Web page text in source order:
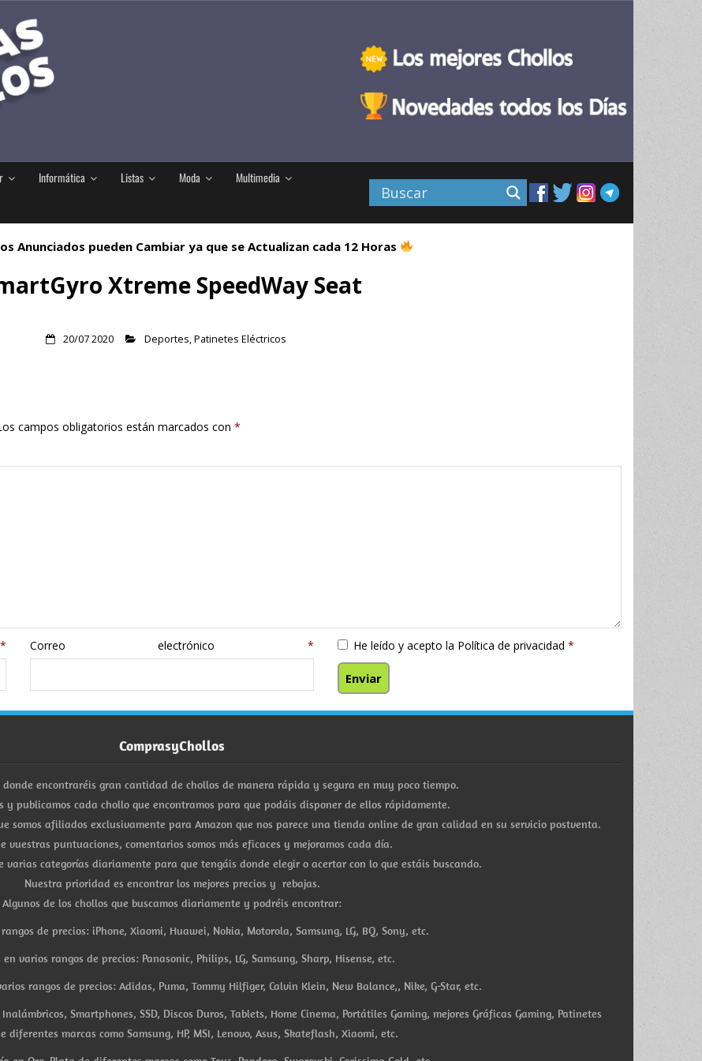
Informática Listas Moda
Multimedia
Anunciados pueden Cambiar ya que se Actualizan cada 12 Horas
Xtreme SpeedWay Seat
20/07 2020 Deportes,Patinetes Eléctricos
campos obligatorios están marcados con *
* Correo electrónico* He leído y acepto la Política de privacidad *
ComprasyChollos
donde encontraréis gran cantidad de chollos de manera rápida y segura en muy poco tiempo.
y publicamos cada chollo que encontramos para que podáis disponer de ellos rápidamente.
somos afiliados exclusivamente para Amazon que nos parece una tienda online de gran calidad en su servicio postventa.
vuestras puntuaciones, comentarios somos más eficaces y mejoramos cada día.
varias categorías diariamente para que tengáis donde elegir o acertar con lo que estáis buscando.
Nuestra prioridad es encontrar los mejores precios y rebajas.
Algunos de los chollos que buscamos diariamente y podréis encontrar:
de precios: iPhone, Xiaomi, Huawei, Nokia, Motorola, Samsung, LG, BQ, Sony, etc.
en varios rangos de precios: Panasonic, Philips, LG, Samsung, Sharp, Hisense, etc.
rangos de precios: Adidas, Puma, Tommy Hilfiger, Calvin Klein, New Balance,, Nike, G-Star, etc.
Smartphones, SSD, Discos Duros, Tablets, Home Cinema, Portátiles Gaming, mejores Gráficas Gaming, Patinetes
diferentes marcas como Samsung, HP, MSI, Lenovo, Asus, Skateflash, Xiaomi, etc.